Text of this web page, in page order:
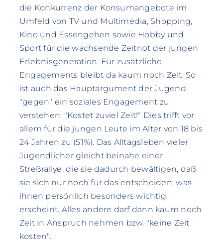
die Konkurrenz der Konsumangebote im
Umfeld von TV und Multimedia, Shopping,
Kino und Essengehen sowie Hobby und
Sport für die wachsende Zeitnot der jungen
Erlebnisgeneration. Für zusätzliche
Engagements bleibt da kaum noch Zeit. So
ist auch das Hauptargument der Jugend
"gegen" ein soziales Engagement zu
verstehen: "Kostet zuviel Zeit!" Dies trifft vor
allem für die jungen Leute im Alter von 18 bis
24 Jahren zu (51%). Das Alltagsleben vieler
Jugendlicher gleicht beinahe einer
Streßrallye, die sie dadurch bewältigen, daß
sie sich nur noch für das entscheiden, was
ihnen persönlich besonders wichtig
erscheint. Alles andere darf dann kaum noch
Zeit in Anspruch nehmen bzw. "keine Zeit
kosten".